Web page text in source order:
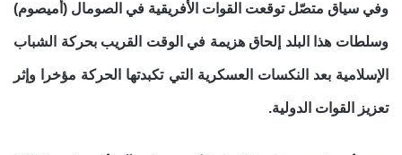
وفي سياق متصّل توقعت القوات الأفريقية في الصومال (أميصوم)
وسلطات هذا البلد إلحاق هزيمة في الوقت القريب بحركة الشباب
الإسلامية بعد النكسات العسكرية التي تكبدتها الحركة مؤخرا وإثر
تعزيز القوات الدولية.